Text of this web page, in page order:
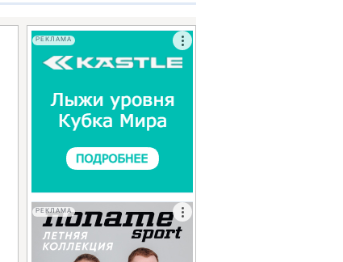
РЕКЛАМА
РЕКЛАМА